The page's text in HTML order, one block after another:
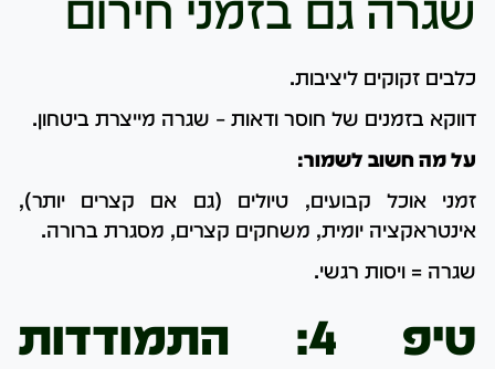
כלבים זקוקים ליציבות.
דווקא בזמנים של חוסר ודאות – שגרה מייצרת ביטחון.
על מה חשוב לשמור:
זמני אוכל קבועים, טיולים (גם אם קצרים יותר),
אינטראקציה יומית, משחקים קצרים, מסגרת ברורה.
שגרה = ויסות רגשי.
טיפ 4: התמודדות